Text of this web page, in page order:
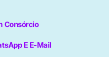
Consórcio
E E-Mail